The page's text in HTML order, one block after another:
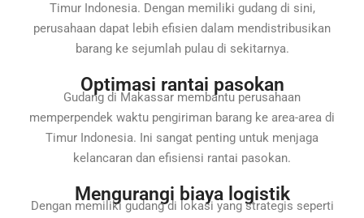
Timur Indonesia. Dengan memiliki gudang di sini,
perusahaan dapat lebih efisien dalam mendistribusikan
barang ke sejumlah pulau di sekitarnya.
Optimasi rantai pasokan
Gudang di Makassar membantu perusahaan
memperpendek waktu pengiriman barang ke area-area di
Timur Indonesia. Ini sangat penting untuk menjaga
kelancaran dan efisiensi rantai pasokan.
Mengurangi biaya logistik
Dengan memiliki gudang di lokasi yang strategis seperti